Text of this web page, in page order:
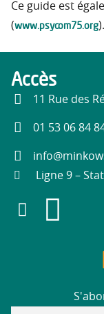
Ce guide est
(www.psycom75.org).
Accès
11 Rue des
01 53 06 84
Ligne 9 –